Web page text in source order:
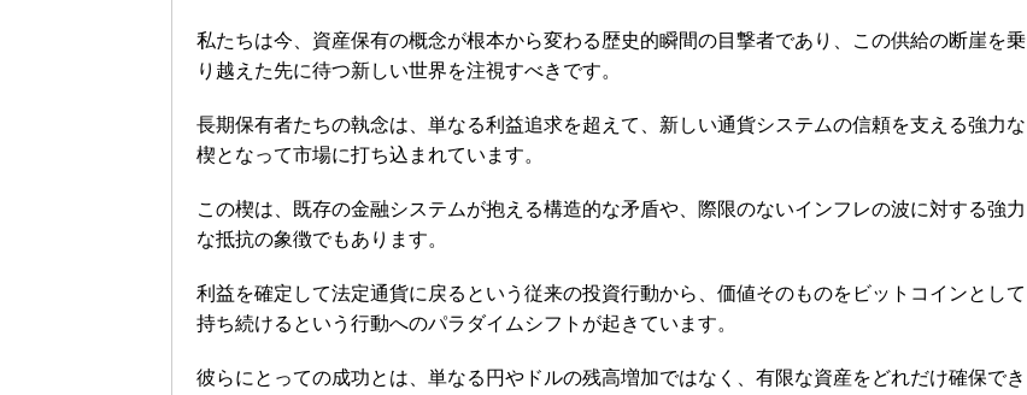
私たちは今、資産保有の概念が根本から変わる歴史的瞬間の目撃者であり、この供給の断崖を乗
り越えた先に待つ新しい世界を注視すべきです。
長期保有者たちの執念は、単なる利益追求を超えて、新しい通貨システムの信頼を支える強力な
楔となって市場に打ち込まれています。
この楔は、既存の金融システムが抱える構造的な矛盾や、際限のないインフレの波に対する強力
な抵抗の象徴でもあります。
利益を確定して法定通貨に戻るという従来の投資行動から、価値そのものをビットコインとして
持ち続けるという行動へのパラダイムシフトが起きています。
彼らにとっての成功とは、単なる円やドルの残高増加ではなく、有限な資産をどれだけ確保でき